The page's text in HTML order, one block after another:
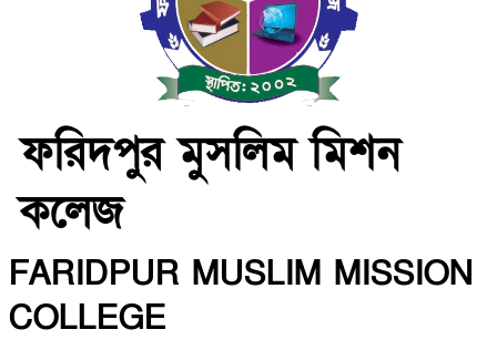
ফরিদপুর মুসলিম মিশন
কলেজ
FARIDPUR MUSLIM MISSION
COLLEGE